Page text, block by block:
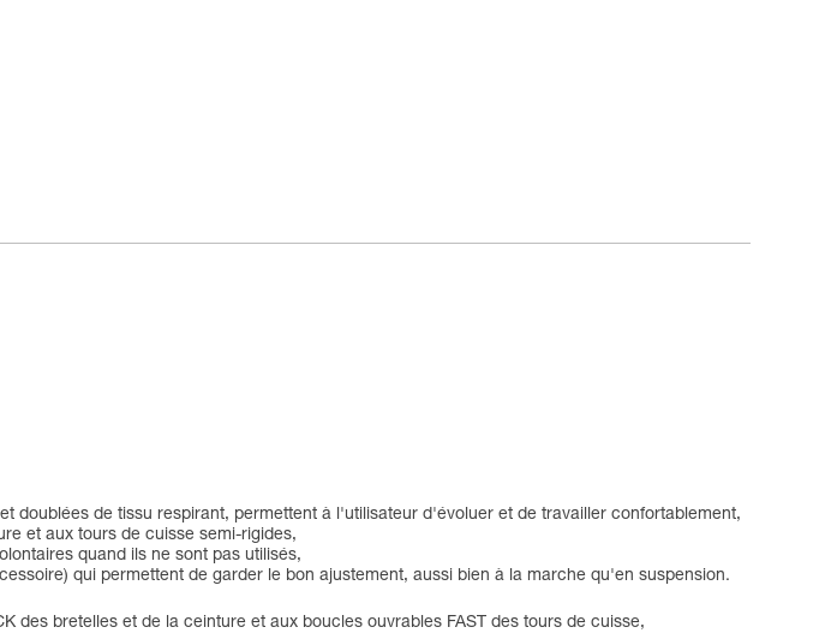
de tissu respirant, permettent à l'utilisateur d'évoluer et de travailler confortablement,
et aux tours de cuisse semi-rigides,
quand ils ne sont pas utilisés,
qui permettent de garder le bon ajustement, aussi bien à la marche qu'en suspension.
des bretelles et de la ceinture et aux boucles ouvrables FAST des tours de cuisse,